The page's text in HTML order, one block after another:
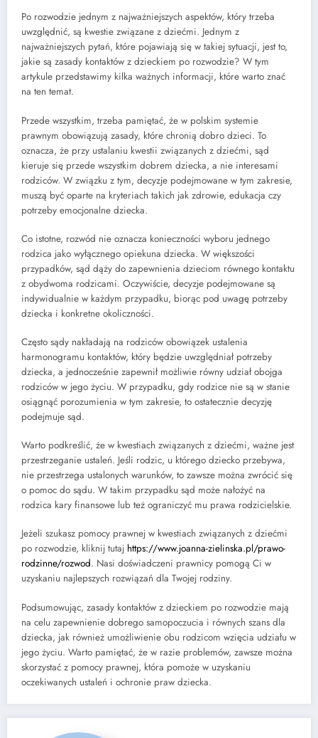
Po rozwodzie jednym z najważniejszych aspektów, który trzeba
uwzględnić, są kwestie związane z dziećmi. Jednym z
najważniejszych pytań, które pojawiają się w takiej sytuacji, jest to,
jakie są zasady kontaktów z dzieckiem po rozwodzie? W tym
artykule przedstawimy kilka ważnych informacji, które warto znać
na ten temat.
Przede wszystkim, trzeba pamiętać, że w polskim systemie
prawnym obowiązują zasady, które chronią dobro dzieci. To
oznacza, że przy ustalaniu kwestii związanych z dziećmi, sąd
kieruje się przede wszystkim dobrem dziecka, a nie interesami
rodziców. W związku z tym, decyzje podejmowane w tym zakresie,
muszą być oparte na kryteriach takich jak zdrowie, edukacja czy
potrzeby emocjonalne dziecka.
Co istotne, rozwód nie oznacza konieczności wyboru jednego
rodzica jako wyłącznego opiekuna dziecka. W większości
przypadków, sąd dąży do zapewnienia dzieciom równego kontaktu
z obydwoma rodzicami. Oczywiście, decyzje podejmowane są
indywidualnie w każdym przypadku, biorąc pod uwagę potrzeby
dziecka i konkretne okoliczności.
Często sądy nakładają na rodziców obowiązek ustalenia
harmonogramu kontaktów, który będzie uwzględniał potrzeby
dziecka, a jednocześnie zapewnił możliwie równy udział obojga
rodziców w jego życiu. W przypadku, gdy rodzice nie są w stanie
osiągnąć porozumienia w tym zakresie, to ostatecznie decyzję
podejmuje sąd.
Warto podkreślić, że w kwestiach związanych z dziećmi, ważne jest
przestrzeganie ustaleń. Jeśli rodzic, u którego dziecko przebywa,
nie przestrzega ustalonych warunków, to zawsze można zwrócić się
o pomoc do sądu. W takim przypadku sąd może nałożyć na
rodzica kary finansowe lub też ograniczyć mu prawa rodzicielskie.
Jeżeli szukasz pomocy prawnej w kwestiach związanych z dziećmi
po rozwodzie, kliknij tutaj https://www.joanna-zielinska.pl/prawo-
rodzinne/rozwod. Nasi doświadczeni prawnicy pomogą Ci w
uzyskaniu najlepszych rozwiązań dla Twojej rodziny.
Podsumowując, zasady kontaktów z dzieckiem po rozwodzie mają
na celu zapewnienie dobrego samopoczucia i równych szans dla
dziecka, jak również umożliwienie obu rodzicom wzięcia udziału w
jego życiu. Warto pamiętać, że w razie problemów, zawsze można
skorzystać z pomocy prawnej, która pomoże w uzyskaniu
oczekiwanych ustaleń i ochronie praw dziecka.